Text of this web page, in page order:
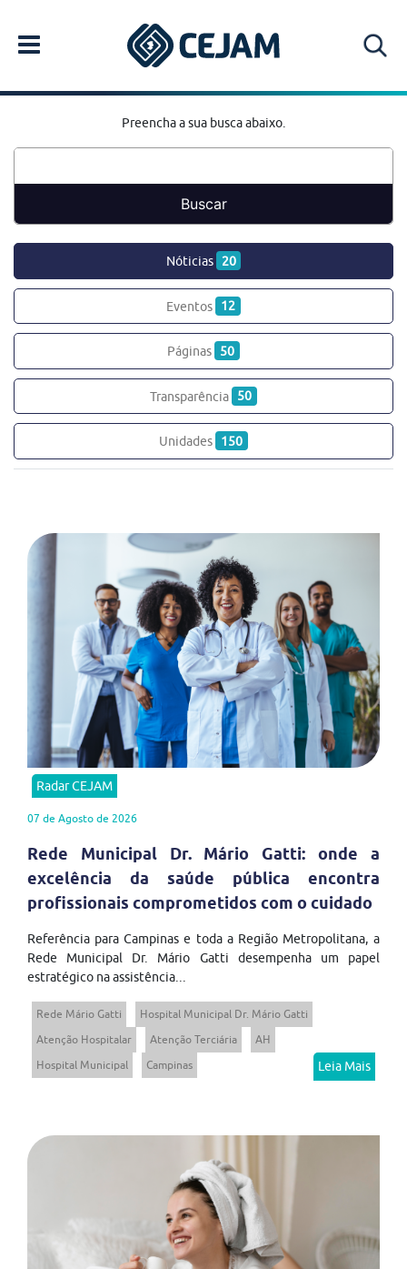
Preencha a sua busca abaixo.
Nóticias 20
Eventos 12
Páginas 50
Transparência 50
Unidades 150
Radar CEJAM
07 de Agosto de 2026
Rede Municipal Dr. Mário Gatti: onde a
excelência da saúde pública encontra
profissionais comprometidos com o cuidado
Referência para Campinas e toda a Região Metropolitana, a
Rede Municipal Dr. Mário Gatti desempenha um papel
estratégico na assistência...
Rede Mário Gatti
Hospital Municipal Dr. Mário Gatti
Atenção Hospitalar
Atenção Terciária
AH
Hospital Municipal
Campinas Leia Mais